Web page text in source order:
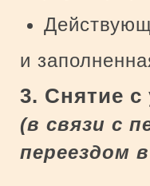
и
3. Снятие с
(в связи с
переездом